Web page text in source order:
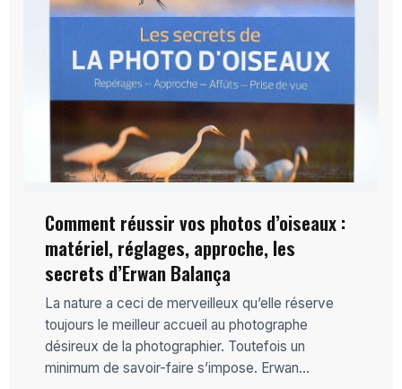
Comment réussir vos photos d’oiseaux :
matériel, réglages, approche, les
secrets d’Erwan Balança
La nature a ceci de merveilleux qu’elle réserve
toujours le meilleur accueil au photographe
désireux de la photographier. Toutefois un
minimum de savoir-faire s’impose. Erwan...